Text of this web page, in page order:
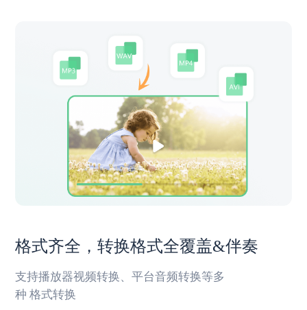
格式齐全，转换格式全覆盖&伴奏
支持播放器视频转换、平台音频转换等多
种 格式转换